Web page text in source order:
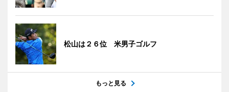
松山は２６位 米男子ゴルフ
もっと見る